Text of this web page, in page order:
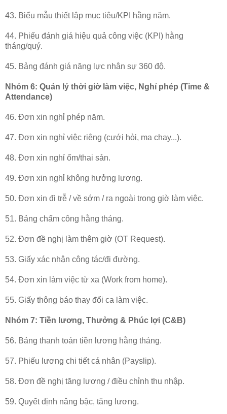
43. Biểu mẫu thiết lập mục tiêu/KPI hằng năm.
44. Phiếu đánh giá hiệu quả công việc (KPI) hằng
tháng/quý.
45. Bảng đánh giá năng lực nhân sự 360 độ.
Nhóm 6: Quản lý thời giờ làm việc, Nghỉ phép (Time &
Attendance)
46. Đơn xin nghỉ phép năm.
47. Đơn xin nghỉ việc riêng (cưới hỏi, ma chay...).
48. Đơn xin nghỉ ốm/thai sản.
49. Đơn xin nghỉ không hưởng lương.
50. Đơn xin đi trễ / về sớm / ra ngoài trong giờ làm việc.
51. Bảng chấm công hằng tháng.
52. Đơn đề nghị làm thêm giờ (OT Request).
53. Giấy xác nhận công tác/đi đường.
54. Đơn xin làm việc từ xa (Work from home).
55. Giấy thông báo thay đổi ca làm việc.
Nhóm 7: Tiền lương, Thưởng & Phúc lợi (C&B)
56. Bảng thanh toán tiền lương hằng tháng.
57. Phiếu lương chi tiết cá nhân (Payslip).
58. Đơn đề nghị tăng lương / điều chỉnh thu nhập.
59. Quyết định nâng bậc, tăng lương.